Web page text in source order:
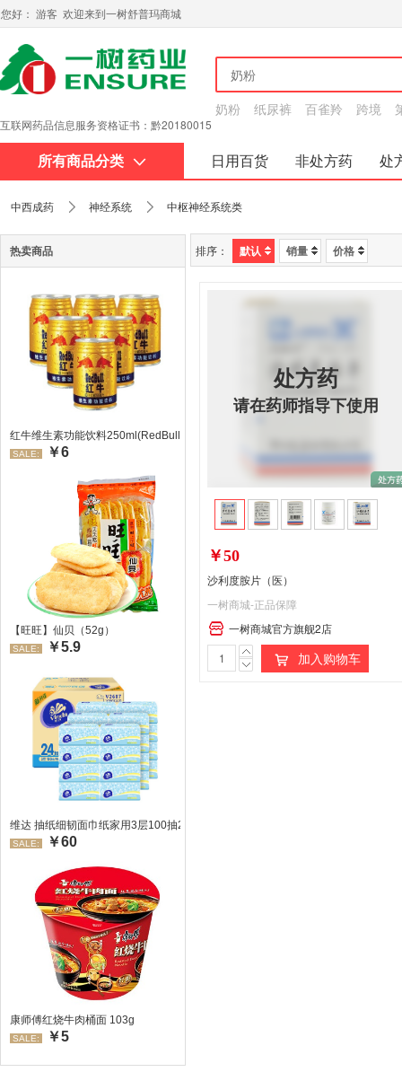
您好： 游客 欢迎来到一树舒普玛商城
互联网药品信息服务资格证书：黔20180015
奶粉 纸尿裤 百雀羚 跨境
所有商品分类 日用百货 非处方药
处
中西成药 神经系统 中枢神经系统类
热卖商品
红牛维生素功能饮料250ml(RedBull/红牛)
SALE: ￥6
【旺旺】仙贝（52g）
SALE: ￥5.9
维达 抽纸细韧面巾纸家用3层100抽24包/箱 超值装 偏远地区不发货偏远地区:(含
SALE: ￥60
康师傅红烧牛肉桶面 103g
SALE: ￥5
排序： 默认 销量 价格
处方药
请在药师指导下使用
￥50
沙利度胺片（医）
一树商城-正品保障
一树商城官方旗舰2店
加入购物车